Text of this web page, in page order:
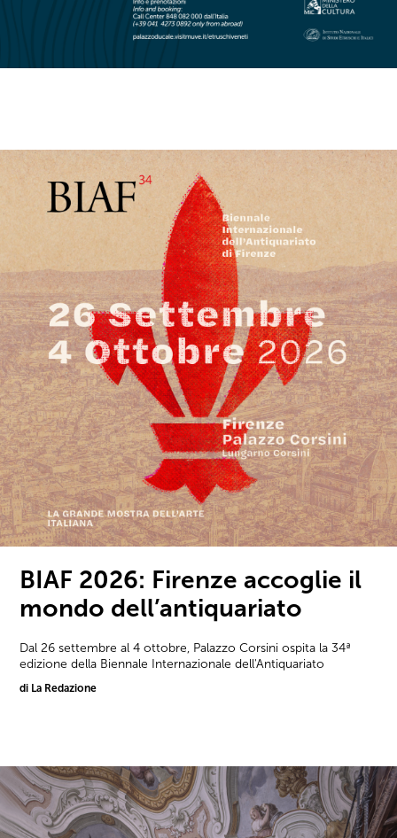
BIAF 2026: Firenze accoglie il
mondo dell’antiquariato
Dal 26 settembre al 4 ottobre, Palazzo Corsini ospita la 34ª
edizione della Biennale Internazionale dell'Antiquariato
di La Redazione